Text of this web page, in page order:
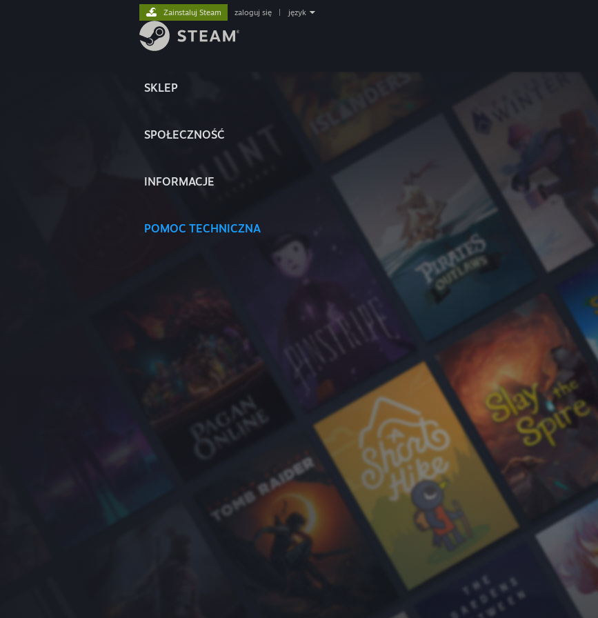
SKLEP
SPOŁECZNOŚĆ
INFORMACJE
POMOC TECHNICZNA
Zainstaluj Steam zaloguj się język